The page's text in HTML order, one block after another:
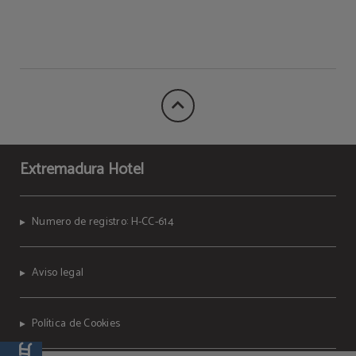
Limpieza de habitaciones
Extremadura Hotel
Numero de registro: H-CC-614
Aviso legal
Política de Cookies